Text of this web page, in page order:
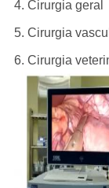
4. Cirurgia geral
5. Cirurgia
6. Cirurgia